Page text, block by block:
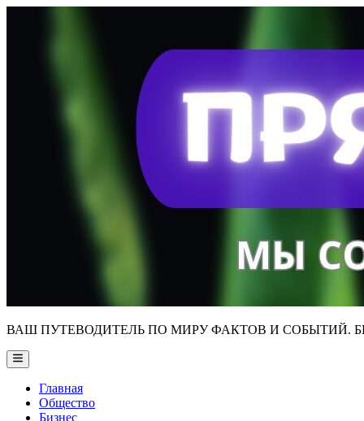
ВАШ ПУТЕВОДИТЕЛЬ ПО МИРУ ФАКТОВ И СОБЫТИЙ.
Main
Menu
Главная
Общество
Бизнес